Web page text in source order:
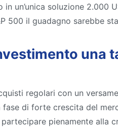
in un’unica soluzione 2.000
500 il guadagno sarebbe
una
regolari con un
fase di forte crescita del
pienamente alla